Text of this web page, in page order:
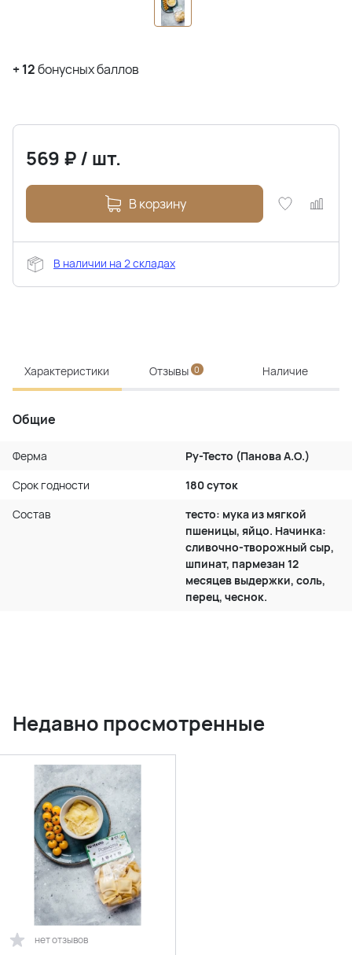
+12бонусных баллов
569 ₽/ шт.
В корзину
В наличии на 2 складах
Характеристики Отзывы 0 Наличие
Общие
Ферма
Ру-Тесто (Панова А.О.)
Срок годности
180 суток
Состав
тесто: мука из мягкой
пшеницы, яйцо. Начинка:
сливочно-творожный сыр,
шпинат, пармезан 12
месяцев выдержки, соль,
перец, чеснок.
Недавно просмотренные
нет отзывов